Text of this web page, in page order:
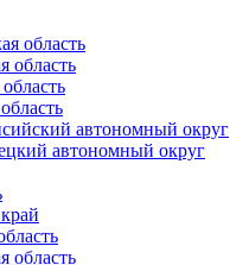
область
область
автономный округ
автономный округ
область